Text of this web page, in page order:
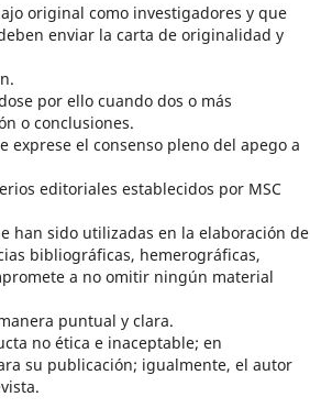
original como investigadores y que
enviar la carta de originalidad y
por ello cuando dos o más
o conclusiones.
el consenso pleno del apego a
editoriales establecidos por MSC
han sido utilizadas en la elaboración de
bibliográficas, hemerográficas,
a no omitir ningún material
puntual y clara.
no ética e inaceptable; en
su publicación; igualmente, el autor